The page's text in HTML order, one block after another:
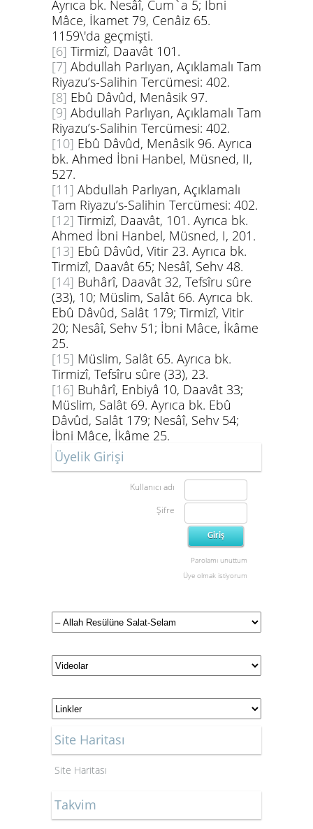
Ayrıca bk. Nesâî, Cum`a 5; İbni
Mâce, İkamet 79, Cenâiz 65.
1159\'da geçmişti.
[6] Tirmizî, Daavât 101.
[7] Abdullah Parlıyan, Açıklamalı Tam
Riyazu’s-Salihin Tercümesi: 402.
[8] Ebû Dâvûd, Menâsik 97.
[9] Abdullah Parlıyan, Açıklamalı Tam
Riyazu’s-Salihin Tercümesi: 402.
[10] Ebû Dâvûd, Menâsik 96. Ayrıca
bk. Ahmed İbni Hanbel, Müsned, II,
527.
[11] Abdullah Parlıyan, Açıklamalı
Tam Riyazu’s-Salihin Tercümesi: 402.
[12] Tirmizî, Daavât, 101. Ayrıca bk.
Ahmed İbni Hanbel, Müsned, I, 201.
[13] Ebû Dâvûd, Vitir 23. Ayrıca bk.
Tirmizî, Daavât 65; Nesâî, Sehv 48.
[14] Buhârî, Daavât 32, Tefsîru sûre
(33), 10; Müslim, Salât 66. Ayrıca bk.
Ebû Dâvûd, Salât 179; Tirmizî, Vitir
20; Nesâî, Sehv 51; İbni Mâce, İkâme
25.
[15] Müslim, Salât 65. Ayrıca bk.
Tirmizî, Tefsîru sûre (33), 23.
[16] Buhârî, Enbiyâ 10, Daavât 33;
Müslim, Salât 69. Ayrıca bk. Ebû
Dâvûd, Salât 179; Nesâî, Sehv 54;
İbni Mâce, İkâme 25.
Üyelik Girişi
Kullanıcı adı
Şifre
Parolamı unuttum
Üye olmak istiyorum
Site Haritası
Site Haritası
Takvim